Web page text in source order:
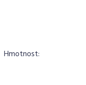
Hmotnost: